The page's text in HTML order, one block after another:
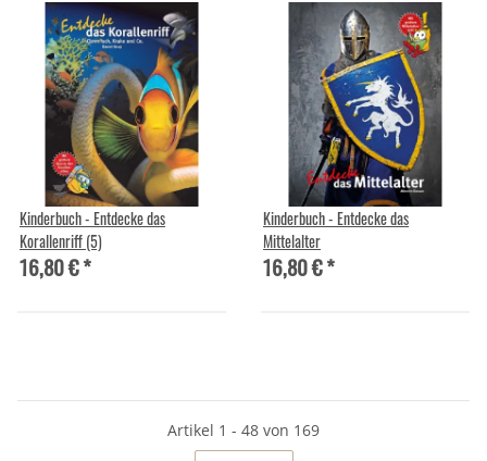
Kinderbuch - Entdecke das
Korallenriff (5)
16,80 €*
Kinderbuch - Entdecke das
Mittelalter
16,80 €*
Artikel 1 - 48 von 169